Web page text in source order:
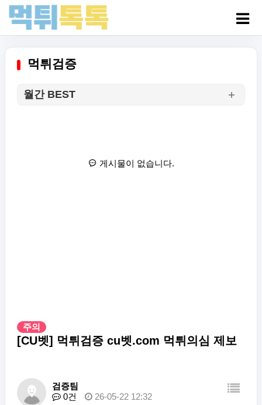
먹튀검증
월간 BEST
게시물이 없습니다.
주의
[CU벳] 먹튀검증 cu벳.com 먹튀의심 제보
검증팀
0건
26-05-22 12:32